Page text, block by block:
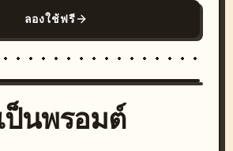
ลองใช้ฟรี
ป็นพรอมต์